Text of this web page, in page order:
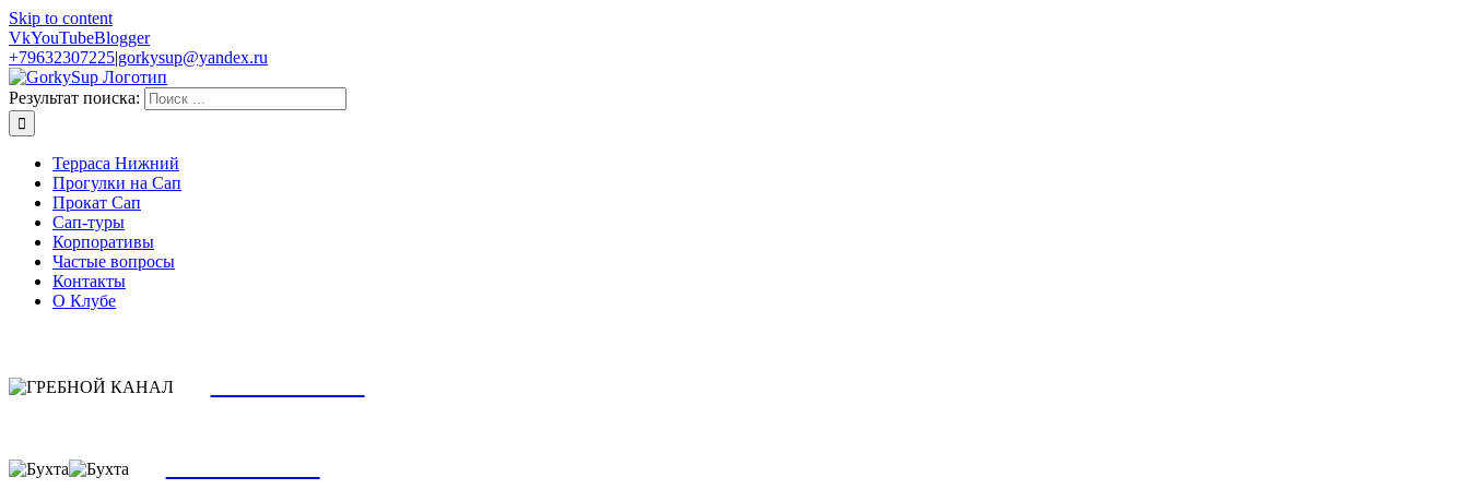
Skip to content
VkYouTubeBlogger
+79632307225|gorkysup@yandex.ru
Результат поиска:
Терраса Нижний
Прогулки на Сап
Прокат Сап
Сап-туры
Корпоративы
Частые вопросы
Контакты
О Клубе